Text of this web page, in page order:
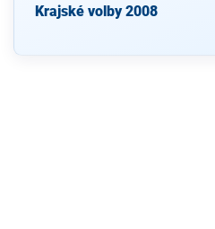
Krajské volby 2008